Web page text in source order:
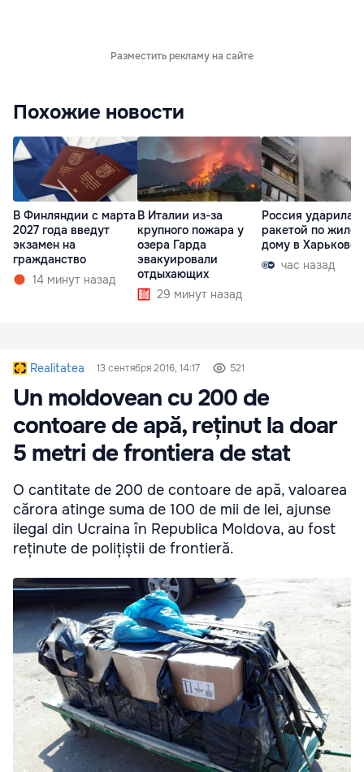
Разместить рекламу на сайте
Похожие новости
В Финляндии с марта
2027 года введут
экзамен на
гражданство
14 минут назад
В Италии из-за
крупного пожара у
озера Гарда
эвакуировали
отдыхающих
29 минут назад
Россия ударила
ракетой по
дому в Харькове
час назад
Realitatea 13 сентября 2016, 14:17 521
Un moldovean cu 200 de
contoare de apă, reținut la doar
5 metri de frontiera de stat
O cantitate de 200 de contoare de apă, valoarea
cărora atinge suma de 100 de mii de lei, ajunse
ilegal din Ucraina în Republica Moldova, au fost
reținute de polițiștii de frontieră.